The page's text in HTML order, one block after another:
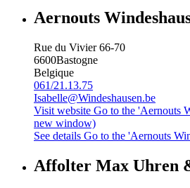
Aernouts
Rue du Vivier 66-70
6600Bastogne
Belgique
061/21.13.75
Isabelle@Windeshausen.be
Visit website Go to the 'Aernouts
new window)
See details Go to the 'Aernouts
Affolter Max Uhren